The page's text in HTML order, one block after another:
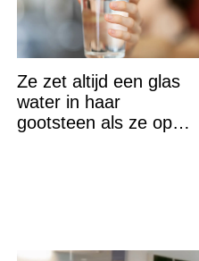
Ze zet altijd een glas
water in haar
gootsteen als ze op